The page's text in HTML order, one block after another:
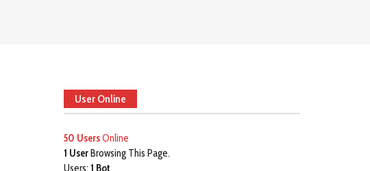
User Online
50 UsersOnline
1 UserBrowsing This Page.
Users: 1 Bot